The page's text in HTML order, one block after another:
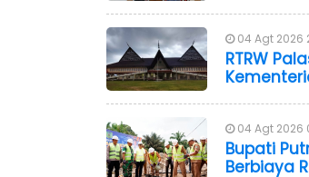
04 Agt 2026
RTRW
04 Agt 2026
Bupati
Berbiaya